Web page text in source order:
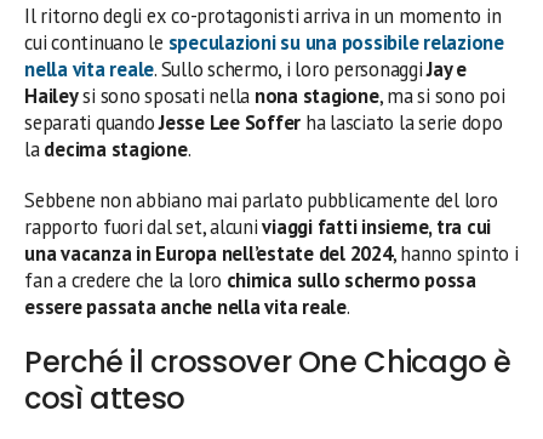
Il ritorno degli ex co-protagonisti arriva in un momento in
cui continuano le speculazioni su una possibile relazione
nella vita reale. Sullo schermo, i loro personaggiJay e
Haileysi sono sposati nella nona stagione, ma si sono poi
separati quandoJesse Lee Soffer ha lasciato la serie dopo
ladecima stagione.
Sebbene non abbiano mai parlato pubblicamente del loro
rapporto fuori dal set, alcuniviaggi fatti insieme, tra cui
una vacanza in Europa nell’estate del 2024, hanno spinto i
fan a credere che la loro chimica sullo schermo possa
essere passata anche nella vita reale.
Perché il crossover One Chicago è
così atteso